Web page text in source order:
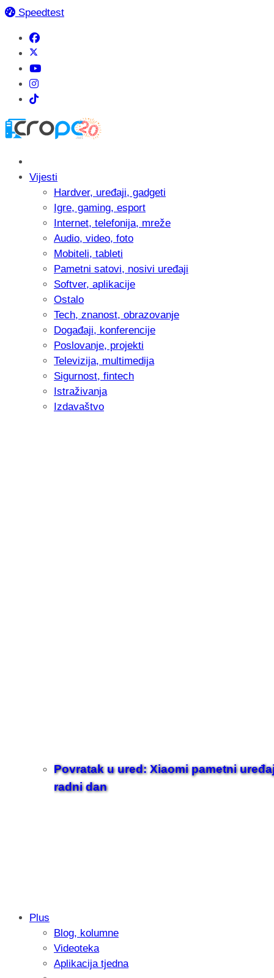
Speedtest
Vijesti
Hardver, uređaji, gadgeti
Igre, gaming, esport
Internet, telefonija, mreže
Audio, video, foto
Mobiteli, tableti
Pametni satovi, nosivi uređaji
Softver, aplikacije
Ostalo
Tech, znanost, obrazovanje
Događaji, konferencije
Poslovanje, projekti
Televizija, multimedija
Sigurnost, fintech
Istraživanja
Izdavaštvo
Povratak u ured: Xiaomi pametni
radni dan
Samsung otkrio kako je nastajala
donijelo tanje i izdržljivije preklopne
Plus
Blog, kolumne
Videoteka
Aplikacija tjedna